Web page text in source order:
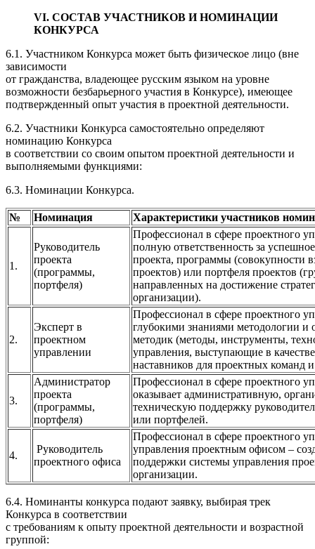
VI. СОСТАВ УЧАСТНИКОВ И НОМИНАЦИИ
КОНКУРСА
6.1. Участником Конкурса может быть физическое лицо (вне
зависимости
от гражданства, владеющее русским языком на уровне
возможности безбарьерного участия в Конкурсе), имеющее
подтвержденный опыт участия в проектной деятельности.
6.2. Участники Конкурса самостоятельно определяют
номинацию Конкурса
в соответствии со своим опытом проектной деятельности и
выполняемыми функциями:
6.3. Номинации Конкурса.
№ Номинация Характеристики участников
1.
Руководитель
проекта
(программы,
портфеля)
Профессионал в сфере проектного
полную ответственность за
проекта, программы (совокупности
проектов) или портфеля проектов
направленных на достижение
организации).
2.
Эксперт в
проектном
управлении
Профессионал в сфере проектного
глубокими знаниями методологии
методик (методы, инструменты,
управления, выступающие в
наставников для проектных команд
3.
Администратор
проекта
(программы,
портфеля)
Профессионал в сфере проектного
оказывает административную,
техническую поддержку
или портфелей.
4.
Руководитель
проектного офиса
Профессионал в сфере проектного
управления проектным офисом –
поддержки системы управления
организации.
6.4. Номинанты конкурса подают заявку, выбирая трек
Конкурса в соответствии
с требованиям к опыту проектной деятельности и возрастной
группой: